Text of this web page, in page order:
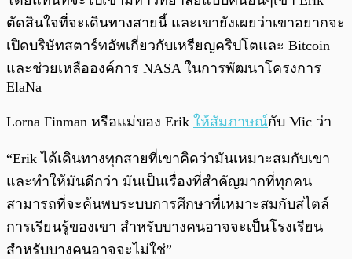
ตัดสินใจที่จะเดินทางสายนี้ และเขายังเผยว่าเขาอยากจะ
เปิดบริษัทสตาร์ทอัพเกี่ยวกับเหรียญคริปโตและ Bitcoin
และช่วยเหลือองค์การ NASA ในการพัฒนาโครงการ
ElaNa
Lorna Finman หรือแม่ของ Erik ให้สัมภาษณ์กับ Mic ว่า
“Erik ได้เดินทางทุกสายที่เขาคิดว่ามันเหมาะสมกับเขา
และทำให้มันดีกว่า มันเป็นเรื่องที่สำคัญมากที่ทุกคน
สามารถที่จะค้นพบระบบการศึกษาที่เหมาะสมกับสไตล์
การเรียนรู้ของเขา สำหรับบางคนอาจจะเป็นโรงเรียน
สำหรับบางคนอาจจะไม่ใช่”